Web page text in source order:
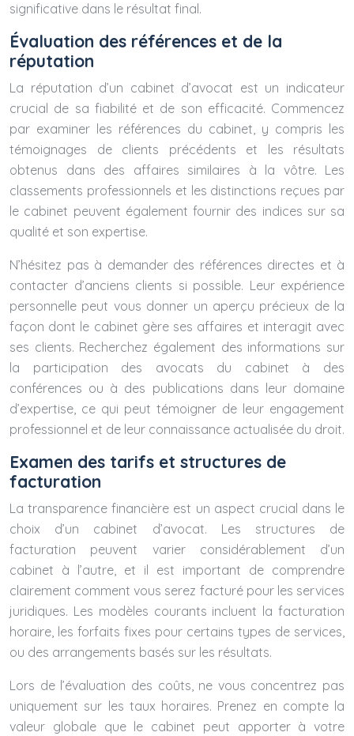
significative dans le résultat final.
Évaluation des références et de la
réputation
La réputation d’un cabinet d’avocat est un indicateur
crucial de sa fiabilité et de son efficacité. Commencez
par examiner les références du cabinet, y compris les
témoignages de clients précédents et les résultats
obtenus dans des affaires similaires à la vôtre. Les
classements professionnels et les distinctions reçues par
le cabinet peuvent également fournir des indices sur sa
qualité et son expertise.
N’hésitez pas à demander des références directes et à
contacter d’anciens clients si possible. Leur expérience
personnelle peut vous donner un aperçu précieux de la
façon dont le cabinet gère ses affaires et interagit avec
ses clients. Recherchez également des informations sur
la participation des avocats du cabinet à des
conférences ou à des publications dans leur domaine
d’expertise, ce qui peut témoigner de leur engagement
professionnel et de leur connaissance actualisée du droit.
Examen des tarifs et structures de
facturation
La transparence financière est un aspect crucial dans le
choix d’un cabinet d’avocat. Les structures de
facturation peuvent varier considérablement d’un
cabinet à l’autre, et il est important de comprendre
clairement comment vous serez facturé pour les services
juridiques. Les modèles courants incluent la facturation
horaire, les forfaits fixes pour certains types de services,
ou des arrangements basés sur les résultats.
Lors de l’évaluation des coûts, ne vous concentrez pas
uniquement sur les taux horaires. Prenez en compte la
valeur globale que le cabinet peut apporter à votre